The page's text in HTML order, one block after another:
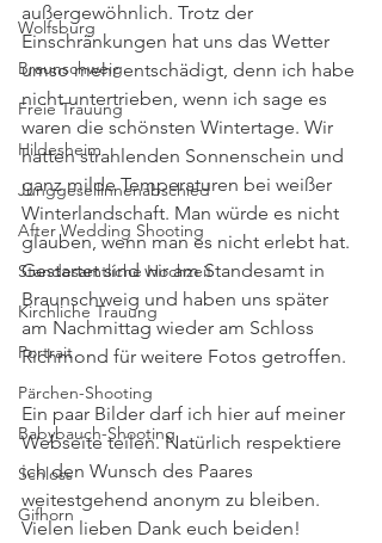
Wolfsburg
Braunschweig
Freie Trauung
Hildesheim
Junggesellinnenabschied
After Wedding Shooting
Standesamtliche Hochzeit
Kirchliche Trauung
Portrait
Pärchen-Shooting
Babybauch-Shooting
Schloss
Gifhorn
außergewöhnlich. Trotz der
Einschränkungen hat uns das Wetter
umso mehr entschädigt, denn ich habe
nicht untertrieben, wenn ich sage es
waren die schönsten Wintertage. Wir
hatten strahlenden Sonnenschein und
ganz milde Temperaturen bei weißer
Winterlandschaft. Man würde es nicht
glauben, wenn man es nicht erlebt hat.
Gestartet sind wir am Standesamt in
Braunschweig und haben uns später
am Nachmittag wieder am Schloss
Richmond für weitere Fotos getroffen.
Ein paar Bilder darf ich hier auf meiner
Webseite teilen. Natürlich respektiere
ich den Wunsch des Paares
weitestgehend anonym zu bleiben.
Vielen lieben Dank euch beiden!